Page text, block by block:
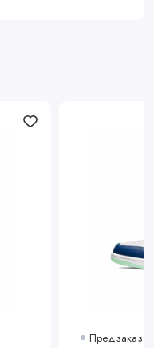
Предзаказ